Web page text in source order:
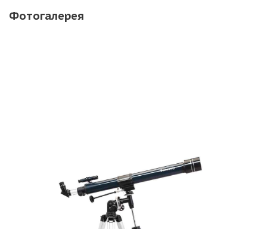
Фотогалерея